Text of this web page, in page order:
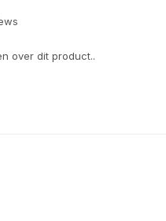
over dit product..